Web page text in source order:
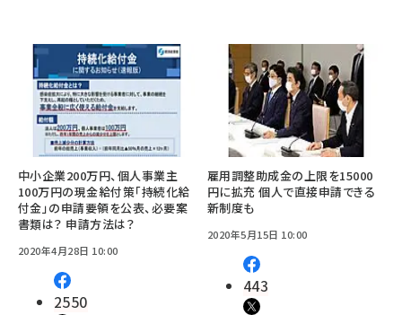
中小企業200万円、個人事業主
100万円の現金給付策「持続化給
付金」の申請要領を公表、必要案
書類は？ 申請方法は？
2020年4月28日 10:00
2550
雇用調整助成金の上限を15000
円に拡充 個人で直接申請できる
新制度も
2020年5月15日 10:00
443